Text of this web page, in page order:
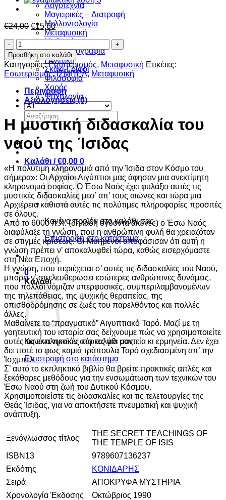
Λογοτεχνία
Μαγειρικές – Διατροφή
Μελλοντολογία
Μεταφυσική
Μυθιστόρημα
Ξένη πεζογραφία
Πολιτική
Σκάκι-Γρίφοι
Φιλοσοφία
Χορός
Ψυχολογία
Αναζήτηση
για:
Καλάθι /€0,00 0
Κανένα προϊόν στο καλάθι σας.
Επιστροφή στο κατάστημα
0
Καλάθι
Κανένα προϊόν στο καλάθι σας.
Επιστροφή στο κατάστημα
€24,00 Original
price
€24,00.
€15,60Η
τρέχουσα
είναι:
€15,60.
Η
μυστική
διδασκαλία
του
ναού
της
Ίσιδας
ποσότητα
Προσθήκη στο καλάθι
Κατηγορίες:Eσωτερισμός, Μεταφυσική Ετικέτες:
Εσωτερισμός,ΙΣΜΠΕΛ, Μεταφυσική
Περιγραφή
Αξιολογήσεις (0)
Η μυστική διδασκαλία του
ναού της Ίσιδας
«Η πολύτιμη κληρονομιά από την Ίσιδα στον Κόσμο του
σήμερα»: Οι Αρχαίοι Αιγύπτιοι μας άφησαν μια ανεκτίμητη
κληρονομιά σοφίας. Ο Έσω Ναός έχει φυλάξει αυτές τις
μυστικές διδασκαλίες μεσ’ απ’ τους αιώνες και τώρα μια
Αρχιέρεια καθιστά αυτές τις πολύτιμες πληροφορίες προσιτές
σε όλους.
Από το 6000 π.Χ. (δηλαδή ογδόντα αιώνες) ο Έσω Ναός
διαφύλαξε τη γνώση, που η ανθρώπινη φυλή θα χρειαζόταν
σε στιγμές κρίσεως. Οι Μυημένοι αποφάσισαν ότι αυτή η
γνώση πρέπει ν’ αποκαλυφθεί τώρα, καθώς εισερχόμαστε
στη Νέα Εποχή.
Η γνώση, που περιέχεται σ’ αυτές τις διδασκαλίες του Ναού,
μπορεί ν’ απελευθερώσει εσώτερες ανθρώπινες δυνάμεις,
που πολλοί νόμιζαν υπερφυσικές, συμπεριλαμβανομένων
της τηλεπάθειας, της ψυχικής θεραπείας, της
οπισθοδρόμησης σε ζωές του παρελθόντος και πολλές
άλλες.
Μαθαίνετε το “πραγματικό” Αιγυπτιακό Ταρό. Μαζί με τη
γοητευτική του ιστορία σας δείχνουμε πώς να χρησιμοποιείτε
αυτές τις εκπληκτικές κάρτες για μαντεία κι ερμηνεία. Δεν έχει
δει ποτέ το φως καμιά τράπουλα Ταρό σχεδιασμένη απ’ την
Ίσχμπελ.
Σ’ αυτό το εκπληκτικό βιβλίο θα βρείτε πρακτικές απλές και
ξεκάθαρες μεθόδους για την ενσωμάτωση των τεχνικών του
Έσω Ναού στη ζωή του Δυτικού Κόσμου.
Χρησιμοποιείστε τις διδασκαλίες και τις τελετουργίες της
Θεάς Ίσιδας, για να αποκτήσετε πνευματική και ψυχική
ανάπτυξη.
Ξενόγλωσσος τίτλος
THE SECRET TEACHINGS OF
THE TEMPLE OF ISIS
ISBN13
9789607136237
Εκδότης
ΚΟΝΙΔΑΡΗΣ
Σειρά
ΑΠΟΚΡΥΦΑ ΜΥΣΤΗΡΙΑ
Χρονολογία Έκδοσης
Οκτώβριος 1990